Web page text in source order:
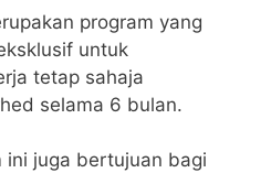
program yang
untuk
tetap sahaja
selama 6 bulan.
ini juga bertujuan bagi